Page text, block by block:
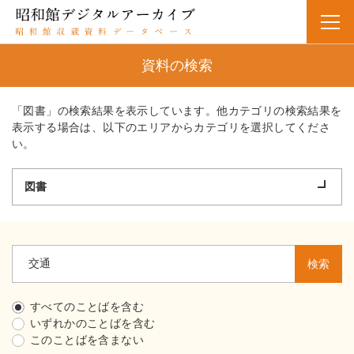
資料の検索
「図書」の検索結果を表示しています。他カテゴリの検索結果を
表示する場合は、以下のエリアからカテゴリを選択してくださ
い。
図書
検索
すべてのことばを含む
いずれかのことばを含む
このことばを含まない